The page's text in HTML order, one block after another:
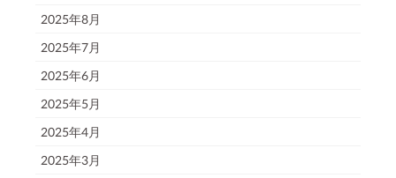
2025年8月
2025年7月
2025年6月
2025年5月
2025年4月
2025年3月